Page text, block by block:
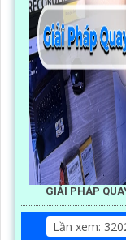
GIẢI PHÁP
Lần xem: